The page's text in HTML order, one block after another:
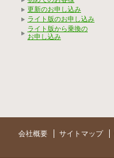
更新のお申し込み
ライト版のお申し込み
ライト版から乗換の
お申し込み
会社概要 サイトマップ